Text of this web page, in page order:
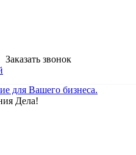
Заказать звонок
Дела!